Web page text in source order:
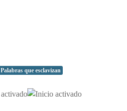
Palabras que esclavizan